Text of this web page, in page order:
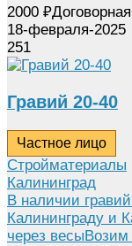
2000 ₽
18-февраля-2025
251
Гравий 20-40
Частное лицо
Стройматериалы
Калининград
В наличии
Калининграду и
через